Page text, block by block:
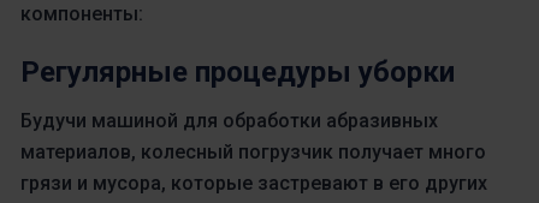
компоненты:
Регулярные процедуры уборки
Будучи машиной для обработки абразивных
материалов, колесный погрузчик получает много
грязи и мусора, которые застревают в его других